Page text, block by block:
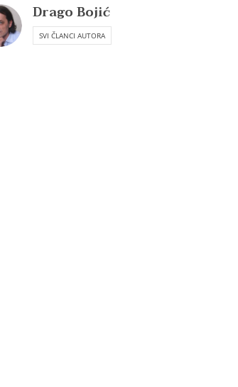
Drago Bojić
SVI ČLANCI AUTORA